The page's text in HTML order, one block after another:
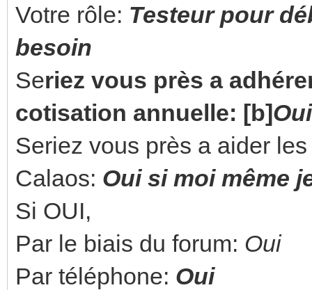
Votre rôle: Testeur pour
besoin
Seriez vous près a
cotisation annuelle: [b]
Seriez vous près a aider
Calaos: Oui si moi même
Si OUI,
Par le biais du forum: Oui
Par téléphone: Oui